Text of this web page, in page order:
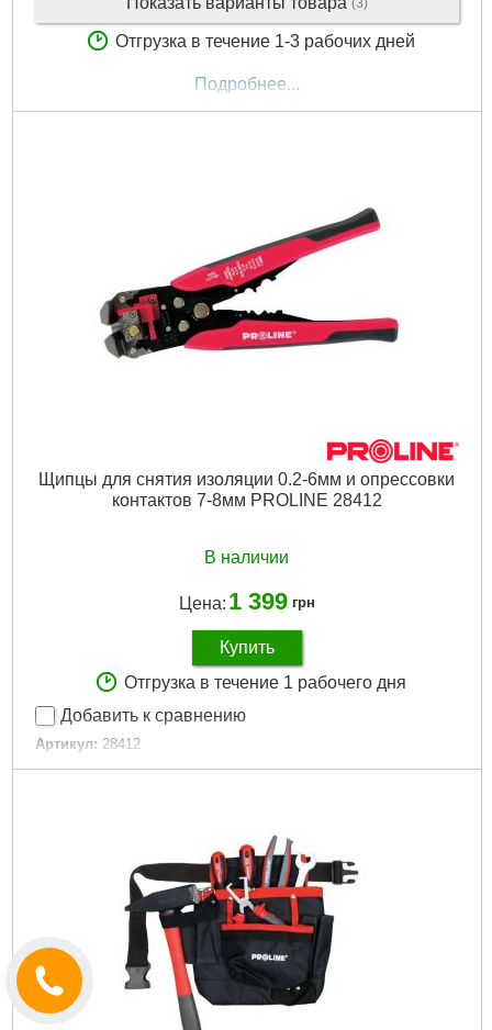
(3)
Отгрузка в течение 1-3 рабочих дней
Подробнее...
Щипцы для снятия изоляции 0.2-6мм и опрессовки
контактов 7-8мм PROLINE 28412
В наличии
Цена: 1 399 грн
Купить
Отгрузка в течение 1 рабочего дня
Добавить к сравнению
Артикул: 28412
Код товара: 16.62.07
Подробнее...